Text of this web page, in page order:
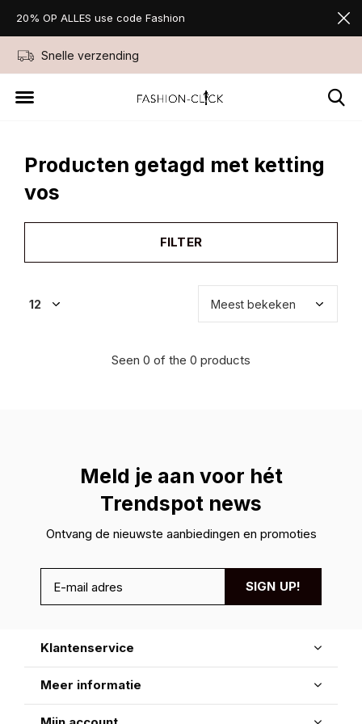
Snelle verzending
20% OP ALLES use code Fashion
Producten getagd met ketting
vos
FILTER
Seen 0 of the 0 products
Meld je aan voor hét
Trendspot news
Ontvang de nieuwste aanbiedingen en promoties
SIGN UP!
Klantenservice
Meer informatie